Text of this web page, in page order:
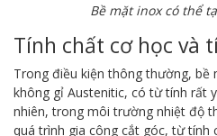
Bề mặt inox có thể
Tính chất cơ học và
Trong điều kiện thông thường, bề
không gỉ Austenitic, có từ tính rất
nhiên, trong môi trường nhiệt độ
quá trình gia công cắt góc, từ tính